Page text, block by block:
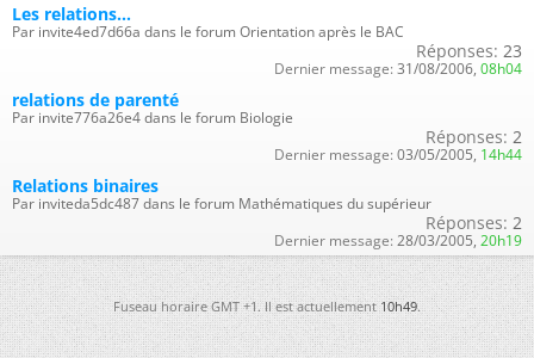
Les relations...
Par invite4ed7d66a dans le forum Orientation après le BAC
Réponses: 23
Dernier message: 31/08/2006, 08h04
relations de parenté
Par invite776a26e4 dans le forum Biologie
Réponses: 2
Dernier message: 03/05/2005, 14h44
Relations binaires
Par inviteda5dc487 dans le forum Mathématiques du supérieur
Réponses: 2
Dernier message: 28/03/2005, 20h19
Fuseau horaire GMT +1. Il est actuellement10h49.